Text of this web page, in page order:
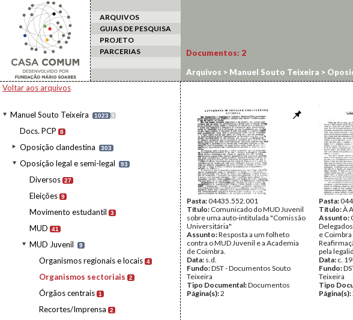
ARQUIVOS
GUIAS DE PESQUISA
PROJETO
PARCERIAS
Voltar aos arquivos
Manuel Souto Teixeira 1023 I
Docs. PCP 8
Oposição clandestina 303
Oposição legal e semi-legal 93
Diversos 27
Eleições 9
Movimento estudantil 3
MUD 41
MUD Juvenil 9
Organismos regionais e locais 4
Organismos sectoriais 2
Órgãos centrais 1
Recortes/Imprensa 2
Documentos: 2
Arquivos > Manuel Souto Teixeira >
Pasta:04435.552.001
Título: Comunicado do MUD Juvenil
sobre uma auto-intitulada "Comissão
Universitária"
Assunto:Resposta a um folheto
contra o MUD Juvenil e a Academia
de Coimbra.
Data: s.d.
Fundo:DST - Documentos Souto
Teixeira
Tipo Documental:Documentos
Página(s):2
Pasta:
Título:À
Assunto:
e
pela
Data: c.
Fundo:
Teixeira
Tipo
Página(s):